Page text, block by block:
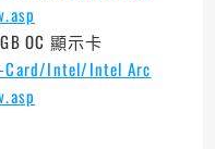
OC 顯示卡
Card/Intel/Intel Arc